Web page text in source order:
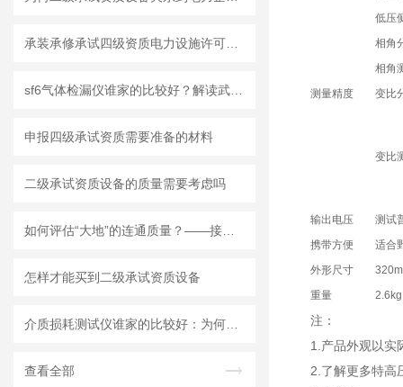
申报四级承试资质需要准备的材料
二级承试资质设备的质量需要考虑吗
怎样才能买到二级承试资质设备
查看全部
测量精度
低压
相角
相角
变比
变比
输出电压
测试
携带方便
适合
外形尺寸
重量
2.6kg
注：
1.产品外观以实
2.了解更多特高